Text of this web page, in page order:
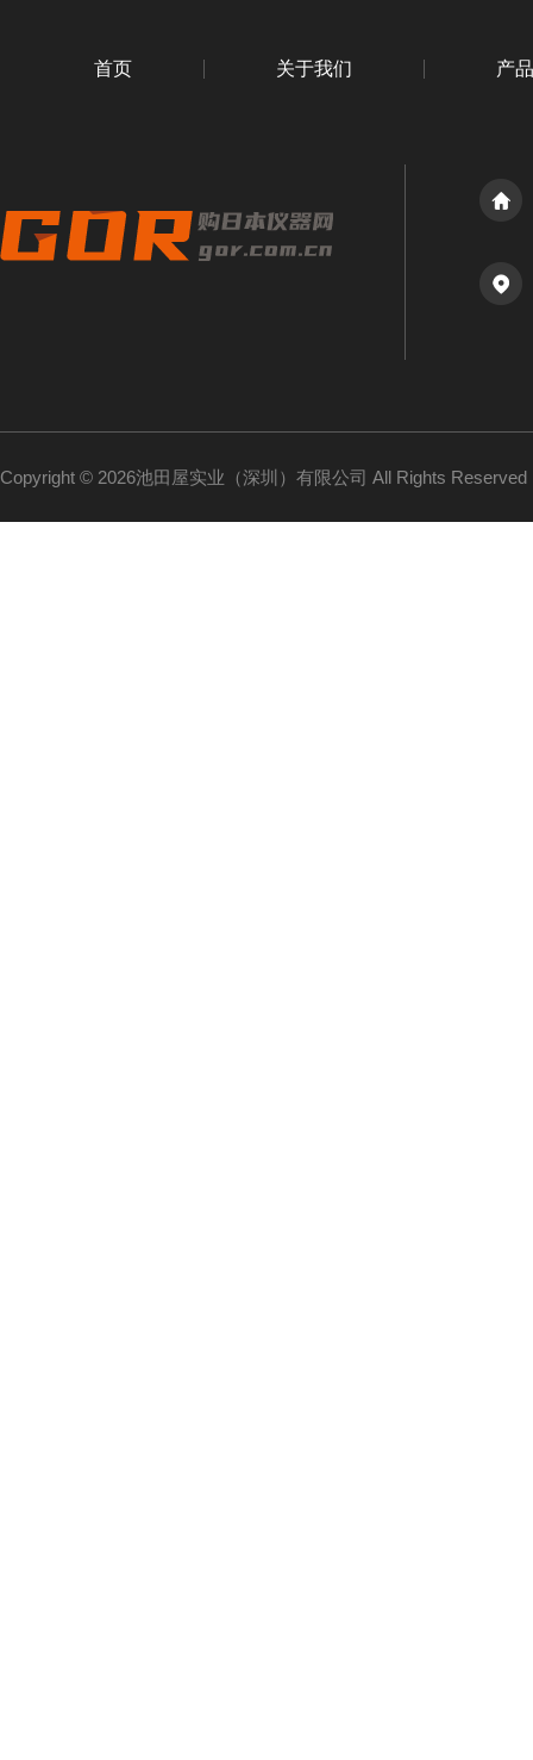
首页 关于我们 产
Copyright © 2026池田屋实业（深圳）有限公司 All Rights